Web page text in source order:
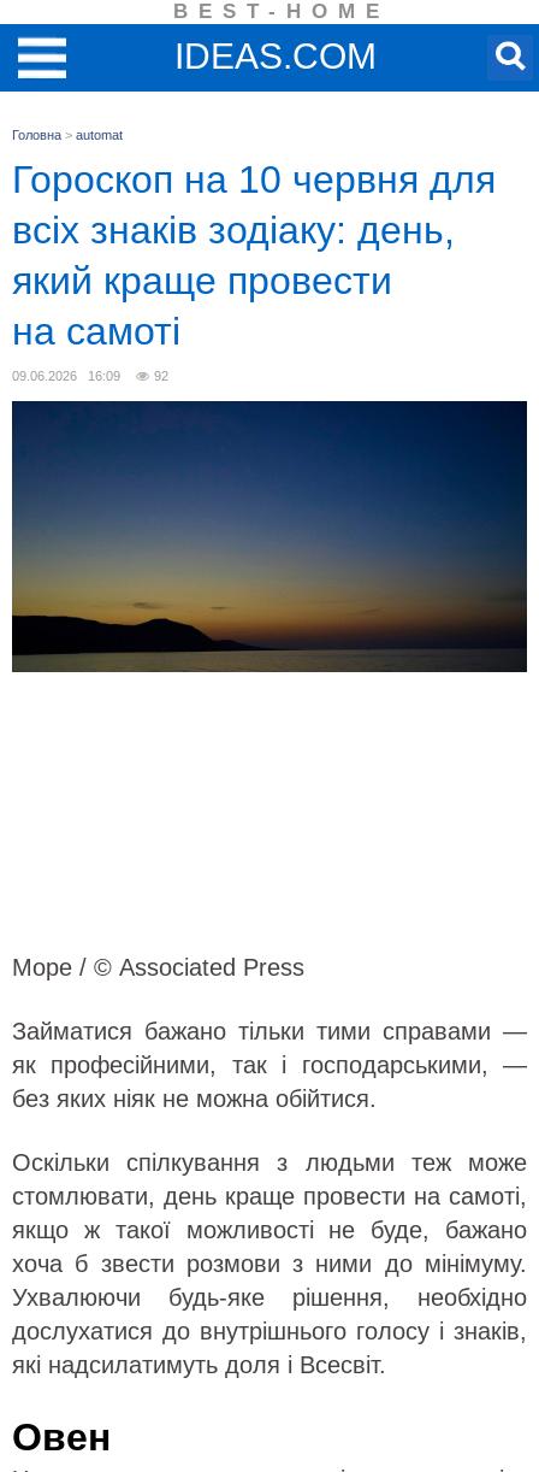
BEST-HOME
IDEAS.COM
Головна > automat
Гороскоп на 10 червня для
всіх знаків зодіаку: день,
який краще провести
на самоті
09.06.2026 16:09 92
Море / © Associated Press
Займатися бажано тільки тими справами —
як професійними, так і господарськими, —
без яких ніяк не можна обійтися.
Оскільки спілкування з людьми теж може
стомлювати, день краще провести на самоті,
якщо ж такої можливості не буде, бажано
хоча б звести розмови з ними до мінімуму.
Ухвалюючи будь-яке рішення, необхідно
дослухатися до внутрішнього голосу і знаків,
які надсилатимуть доля і Всесвіт.
Овен